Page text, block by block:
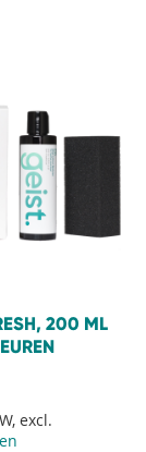
200 ML
excl.